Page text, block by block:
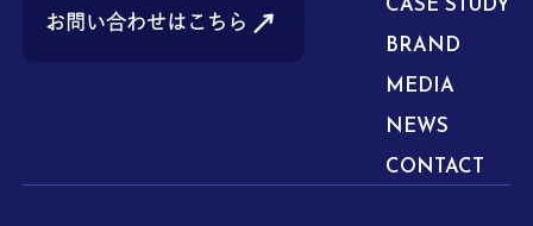
お問い合わせはこちら
CASE STUDY
BRAND
MEDIA
NEWS
CONTACT